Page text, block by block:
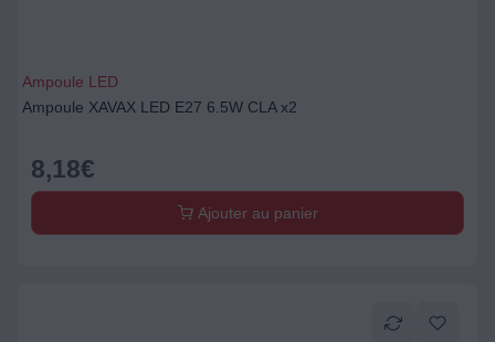
Ampoule LED
Ampoule XAVAX LED E27 6.5W CLA x2
8,18€
Ajouter au panier